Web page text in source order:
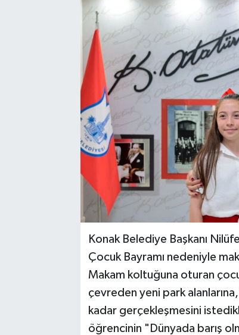
Konak Belediye Başkanı
Çocuk Bayramı nedeniyle
Makam koltuğuna oturan
çevreden yeni park
kadar gerçekleşmesini
öğrencinin "Dünyada barış